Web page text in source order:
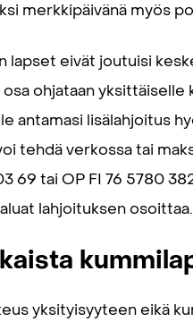
merkkipäivänä myös
lapset eivät joutuisi
ohjataan
antamasi lisälahjoitus
tehdä verkossa tai
69 tai OP FI 76 5780
lahjoituksen osoittaa.
yksityisyyteen eikä